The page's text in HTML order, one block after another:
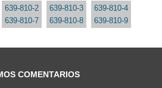
639-810-2 639-810-3
639-810-4
639-810-7 639-810-8 639-810-9
COMENTARIOS